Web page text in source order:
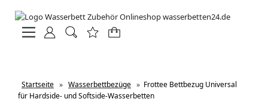
Startseite » Wasserbettbezüge » Frottee Bettbezug Universal
für Hardside- und Softside-Wasserbetten